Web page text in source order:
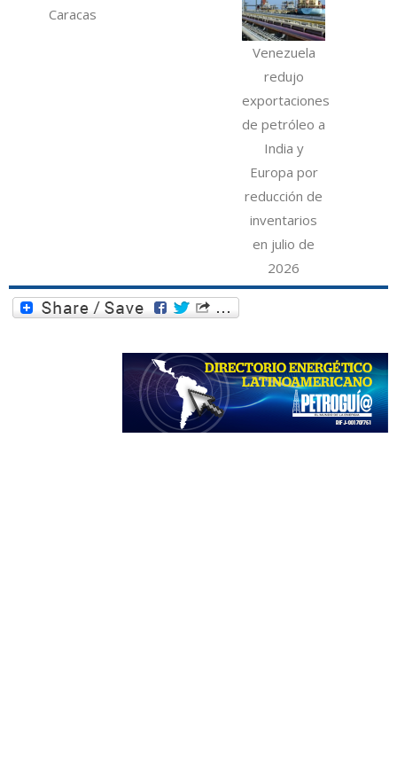
Caracas
Venezuela
redujo
exportaciones
de petróleo a
India y
Europa por
reducción de
inventarios
en julio de
2026